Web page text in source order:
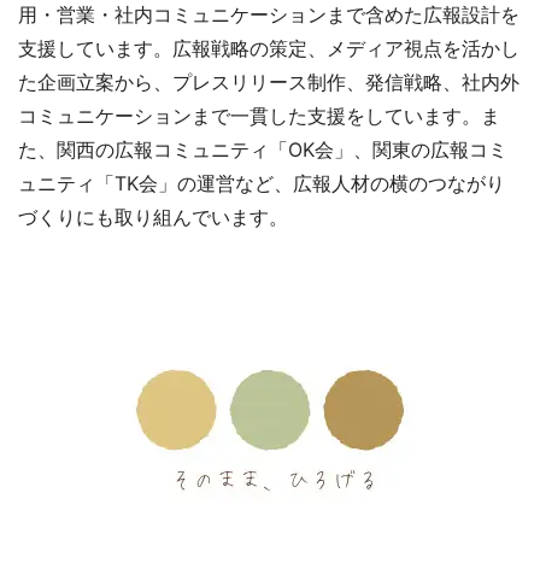
用・営業・社内コミュニケーションまで含めた広報設計を
支援しています。広報戦略の策定、メディア視点を活かし
た企画立案から、プレスリリース制作、発信戦略、社内外
コミュニケーションまで一貫した支援をしています。ま
た、関西の広報コミュニティ「OK会」、関東の広報コミ
ュニティ「TK会」の運営など、広報人材の横のつながり
づくりにも取り組んでいます。